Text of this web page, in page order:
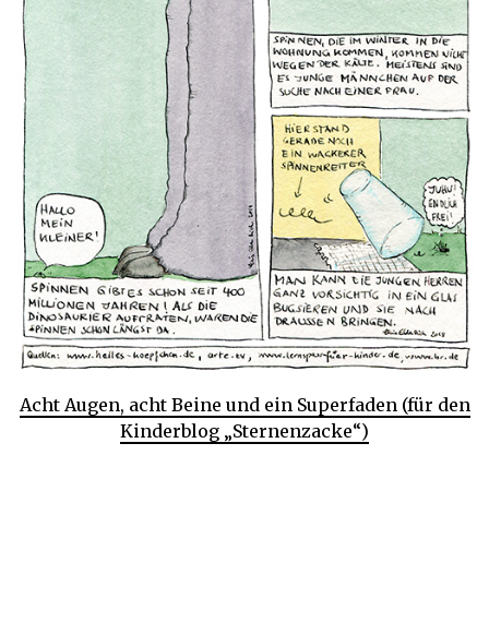
Acht Augen, acht Beine und ein Superfaden (für den
Kinderblog „Sternenzacke“)